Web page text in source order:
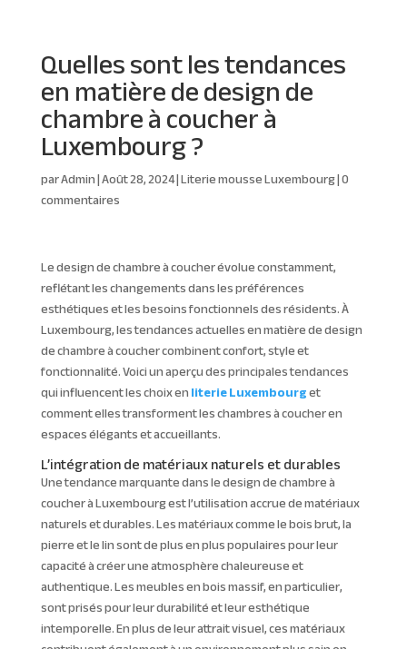
Quelles sont les tendances
en matière de design de
chambre à coucher à
Luxembourg ?
parAdmin|Août 28, 2024|Literie mousse Luxembourg|0
commentaires
Le design de chambre à coucher évolue constamment,
reflétant les changements dans les préférences
esthétiques et les besoins fonctionnels des résidents. À
Luxembourg, les tendances actuelles en matière de design
de chambre à coucher combinent confort, style et
fonctionnalité. Voici un aperçu des principales tendances
qui influencent les choix enliterie Luxembourget
comment elles transforment les chambres à coucher en
espaces élégants et accueillants.
L’intégration de matériaux naturels et durables
Une tendance marquante dans le design de chambre à
coucher à Luxembourg est l’utilisation accrue de matériaux
naturels et durables. Les matériaux comme le bois brut, la
pierre et le lin sont de plus en plus populaires pour leur
capacité à créer une atmosphère chaleureuse et
authentique. Les meubles en bois massif, en particulier,
sont prisés pour leur durabilité et leur esthétique
intemporelle. En plus de leur attrait visuel, ces matériaux